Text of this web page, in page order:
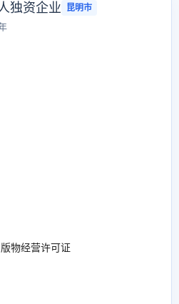
独资企业 昆明市
物经营许可证